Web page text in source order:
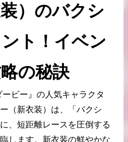
）のバクシ
ト！イベン
の秘訣
ービー』の人気キャラクタ
（新衣装）は、「バクシ
、短距離レースを圧倒する
します。新衣装の鮮やかな